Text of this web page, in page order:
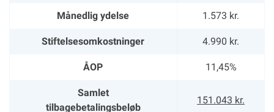
Månedlig ydelse 1.573 kr.
Stiftelsesomkostninger 4.990 kr.
ÅOP 11,45%
Samlet
tilbagebetalingsbeløb
151.043 kr.